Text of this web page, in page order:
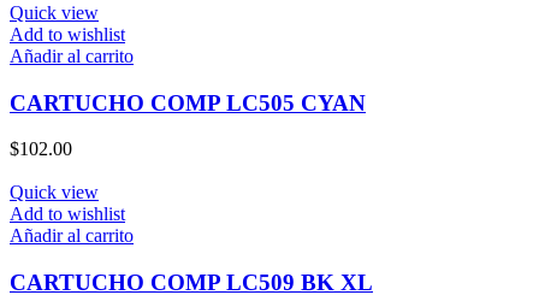
Quick view
Add to wishlist
Añadir al carrito
CARTUCHO COMP LC505 CYAN
$102.00
Quick view
Add to wishlist
Añadir al carrito
CARTUCHO COMP LC509 BK XL